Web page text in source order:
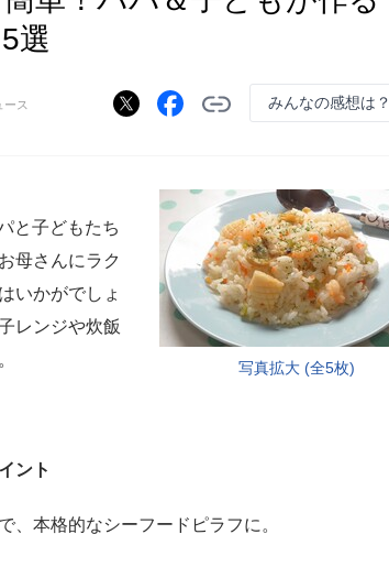
選
ース みんなの感想は？
写真拡大 (全5枚)
と子どもたち
母さんにラク
いかがでしょ
レンジや炊飯
ント
、本格的なシーフードピラフに。